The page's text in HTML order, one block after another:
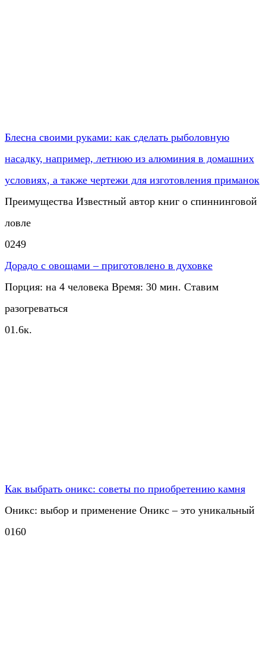
Блесна своими руками: как сделать рыболовную
насадку, например, летнюю из алюминия в домашних
условиях, а также чертежи для изготовления приманок
Преимущества Известный автор книг о спиннинговой
ловле
0249
Дорадо с овощами – приготовлено в духовке
Порция: на 4 человека Время: 30 мин. Ставим
разогреваться
01.6к.
Как выбрать оникс: советы по приобретению камня
Оникс: выбор и применение Оникс – это уникальный
0160